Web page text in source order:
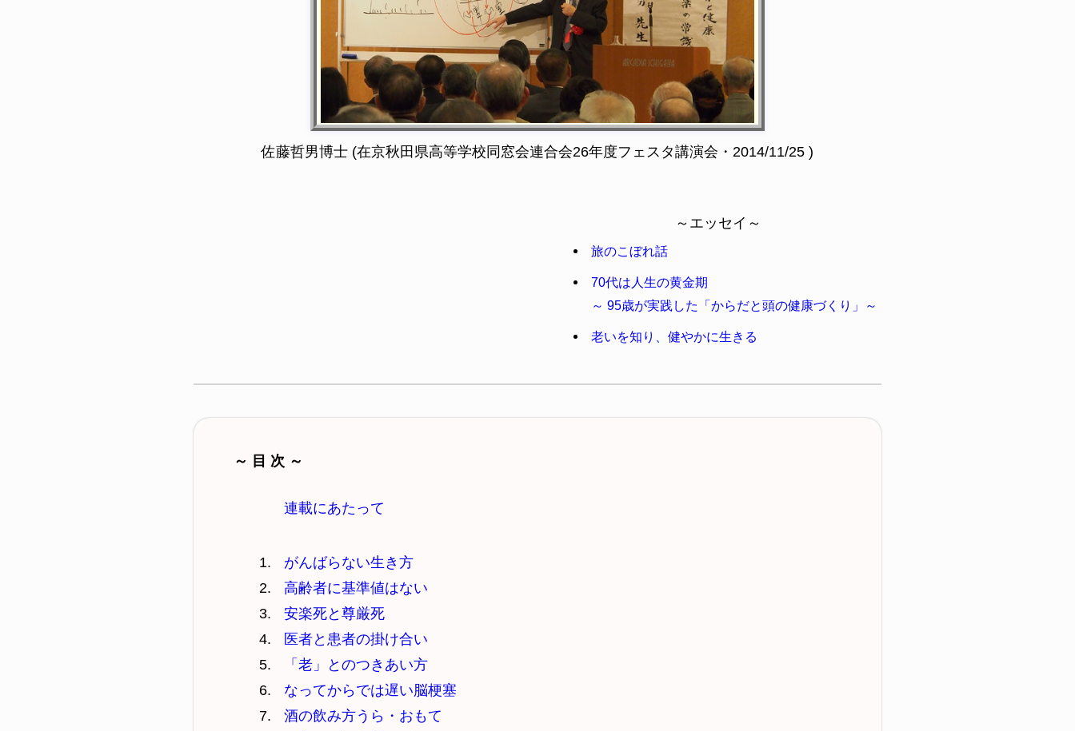
佐藤哲男博士 (在京秋田県高等学校同窓会連合会26年度フェスタ講演会・2014/11/25 )
～エッセイ～
旅のこぼれ話
70代は人生の黄金期
～ 95歳が実践した「からだと頭の健康づくり」～
老いを知り、健やかに生きる
～ 目 次 ～
連載にあたって
がんばらない生き方
高齢者に基準値はない
安楽死と尊厳死
医者と患者の掛け合い
「老」とのつきあい方
なってからでは遅い脳梗塞
酒の飲み方うら・おもて